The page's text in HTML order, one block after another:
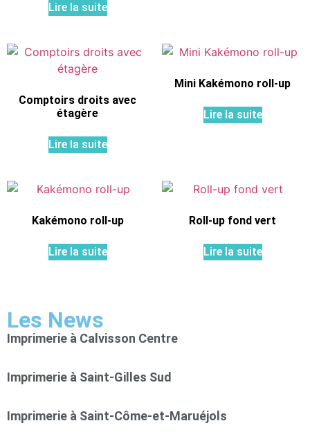
Lire la suite
Comptoirs droits avec
étagère
Lire la suite
Mini Kakémono roll-up
Lire la suite
Kakémono roll-up
Lire la suite
Roll-up fond vert
Lire la suite
Les News
Imprimerie à Calvisson Centre
Imprimerie à Saint-Gilles Sud
Imprimerie à Saint-Côme-et-Maruéjols